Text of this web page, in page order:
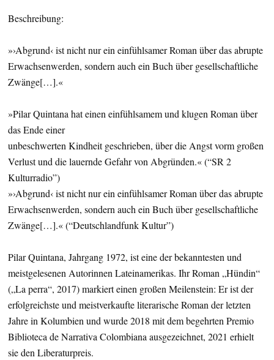
Beschreibung:
»›Abgrund‹ ist nicht nur ein einfühlsamer Roman über das abrupte
Erwachsenwerden, sondern auch ein Buch über gesellschaftliche
Zwänge[…].«
»Pilar Quintana hat einen einfühlsamem und klugen Roman über
das Ende einer
unbeschwerten Kindheit geschrieben, über die Angst vorm großen
Verlust und die lauernde Gefahr von Abgründen.« (“SR 2
Kulturradio”)
»›Abgrund‹ ist nicht nur ein einfühlsamer Roman über das abrupte
Erwachsenwerden, sondern auch ein Buch über gesellschaftliche
Zwänge[…].« (“Deutschlandfunk Kultur”)
Pilar Quintana, Jahrgang 1972, ist eine der bekanntesten und
meistgelesenen Autorinnen Lateinamerikas. Ihr Roman „Hündin“
(„La perra“, 2017) markiert einen großen Meilenstein: Er ist der
erfolgreichste und meistverkaufte literarische Roman der letzten
Jahre in Kolumbien und wurde 2018 mit dem begehrten Premio
Biblioteca de Narrativa Colombiana ausgezeichnet, 2021 erhielt
sie den Liberaturpreis.